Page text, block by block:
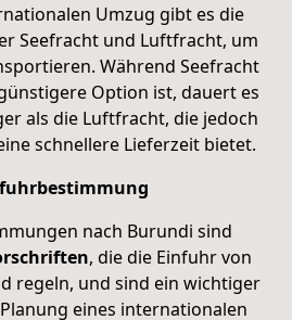
Umzug gibt es die
Seefracht und Luftfracht, um
Während Seefracht
Option ist, dauert es
als die Luftfracht, die jedoch
schnellere Lieferzeit bietet.
nach Burundi sind
, die die Einfuhr von
regeln, und sind ein wichtiger
eines internationalen